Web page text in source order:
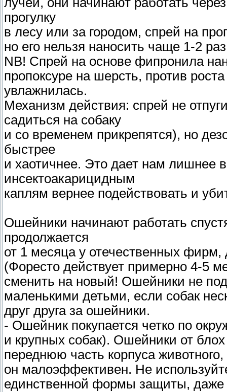
прогулку
в лесу или за городом, спрей на
но его нельзя наносить чаще 1-2
NB! Спрей на основе фипронила
пропоксуре на шерсть, против
увлажнилась.
Механизм действия: спрей не
садиться на собаку
и со временем прикрепятся), но
быстрее
и хаотичнее. Это дает нам лишнее
инсектоакарицидным
каплям вернее подействовать и
Ошейники начинают работать
продолжается
от 1 месяца у отечественных
(Форесто действует примерно 4-5
сменить на новый! Ошейники не
маленькими детьми, если собак
друг друга за ошейники.
- Ошейник покупается четко по
и крупных собак). Ошейники от
переднюю часть корпуса
он малоэффективен. Не
единственной формы защиты, даже